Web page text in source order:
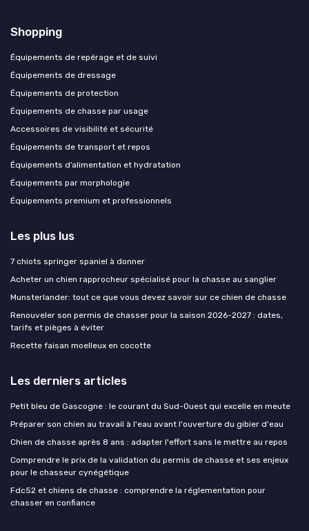
Shopping
Équipements de repérage et de suivi
Équipements de dressage
Équipements de protection
Équipements de chasse par usage
Accessoires de visibilité et sécurité
Équipements de transport et repos
Équipements d’alimentation et hydratation
Équipements par morphologie
Équipements premium et professionnels
Les plus lus
7 chiots springer spaniel à donner
Acheter un chien rapprocheur spécialisé pour la chasse au sanglier
Munsterlander: tout ce que vous devez savoir sur ce chien de chasse
Renouveler son permis de chasser pour la saison 2026-2027 : dates,
tarifs et pièges à éviter
Recette faisan moelleux en cocotte
Les derniers articles
Petit bleu de Gascogne : le courant du Sud-Ouest qui excelle en meute
Préparer son chien au travail à l'eau avant l'ouverture du gibier d'eau
Chien de chasse après 8 ans : adapter l'effort sans le mettre au repos
Comprendre le prix de la validation du permis de chasse et ses enjeux
pour le chasseur cynégétique
Fdc52 et chiens de chasse : comprendre la réglementation pour
chasser en confiance